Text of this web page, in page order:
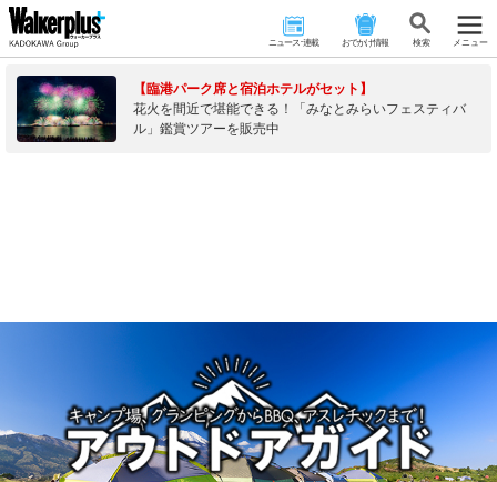
ニュース･連載 おでかけ情報 検 索 メニュー
【臨港パーク席と宿泊ホテルがセット】
花火を間近で堪能できる！「みなとみらいフェスティバ
ル」鑑賞ツアーを販売中